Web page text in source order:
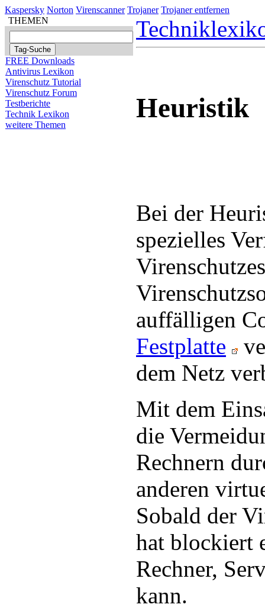
Kaspersky Norton Virenscanner Trojaner Trojaner entfernen
THEMEN
FREE Downloads
Antivirus Lexikon
Virenschutz Tutorial
Virenschutz Forum
Testberichte
Technik Lexikon
weitere Themen
Heuristik
Bei der
spezielles
auffälligen
Festplatte
dem Netz
Mit dem
die
Rechnern
anderen
Sobald der
hat blockiert
Rechner,
kann.